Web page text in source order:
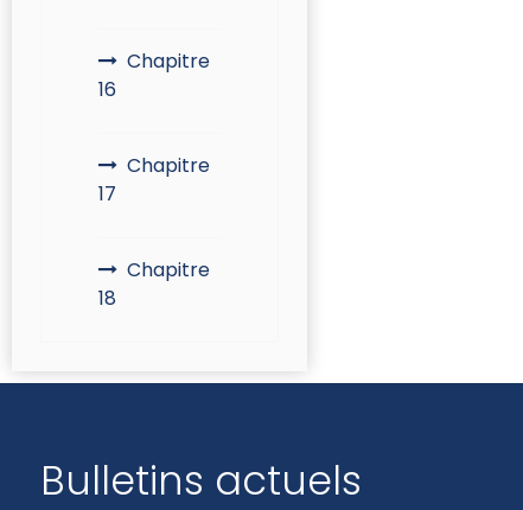
Chapitre
16
Chapitre
17
Chapitre
18
Bulletins actuels